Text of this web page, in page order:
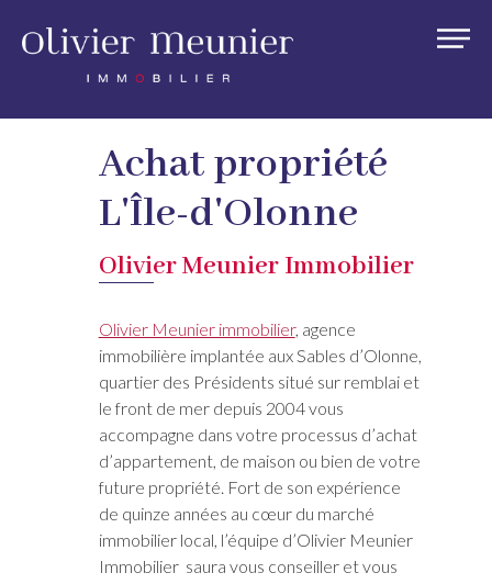
Achat propriété
L'Île-d'Olonne
Olivier Meunier Immobilier
Olivier Meunier immobilier, agence
immobilière implantée aux Sables d’Olonne,
quartier des Présidents situé sur remblai et
le front de mer depuis 2004 vous
accompagne dans votre processus d’achat
d’appartement, de maison ou bien de votre
future propriété. Fort de son expérience
de quinze années au cœur du marché
immobilier local, l’équipe d’Olivier Meunier
Immobilier saura vous conseiller et vous